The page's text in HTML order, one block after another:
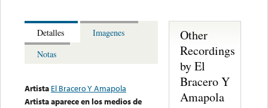
Detalles
Imagenes
Notas
Artista El Bracero Y Amapola
Artista aparece en los medios de
Other
Recordings
by El
Bracero Y
Amapola